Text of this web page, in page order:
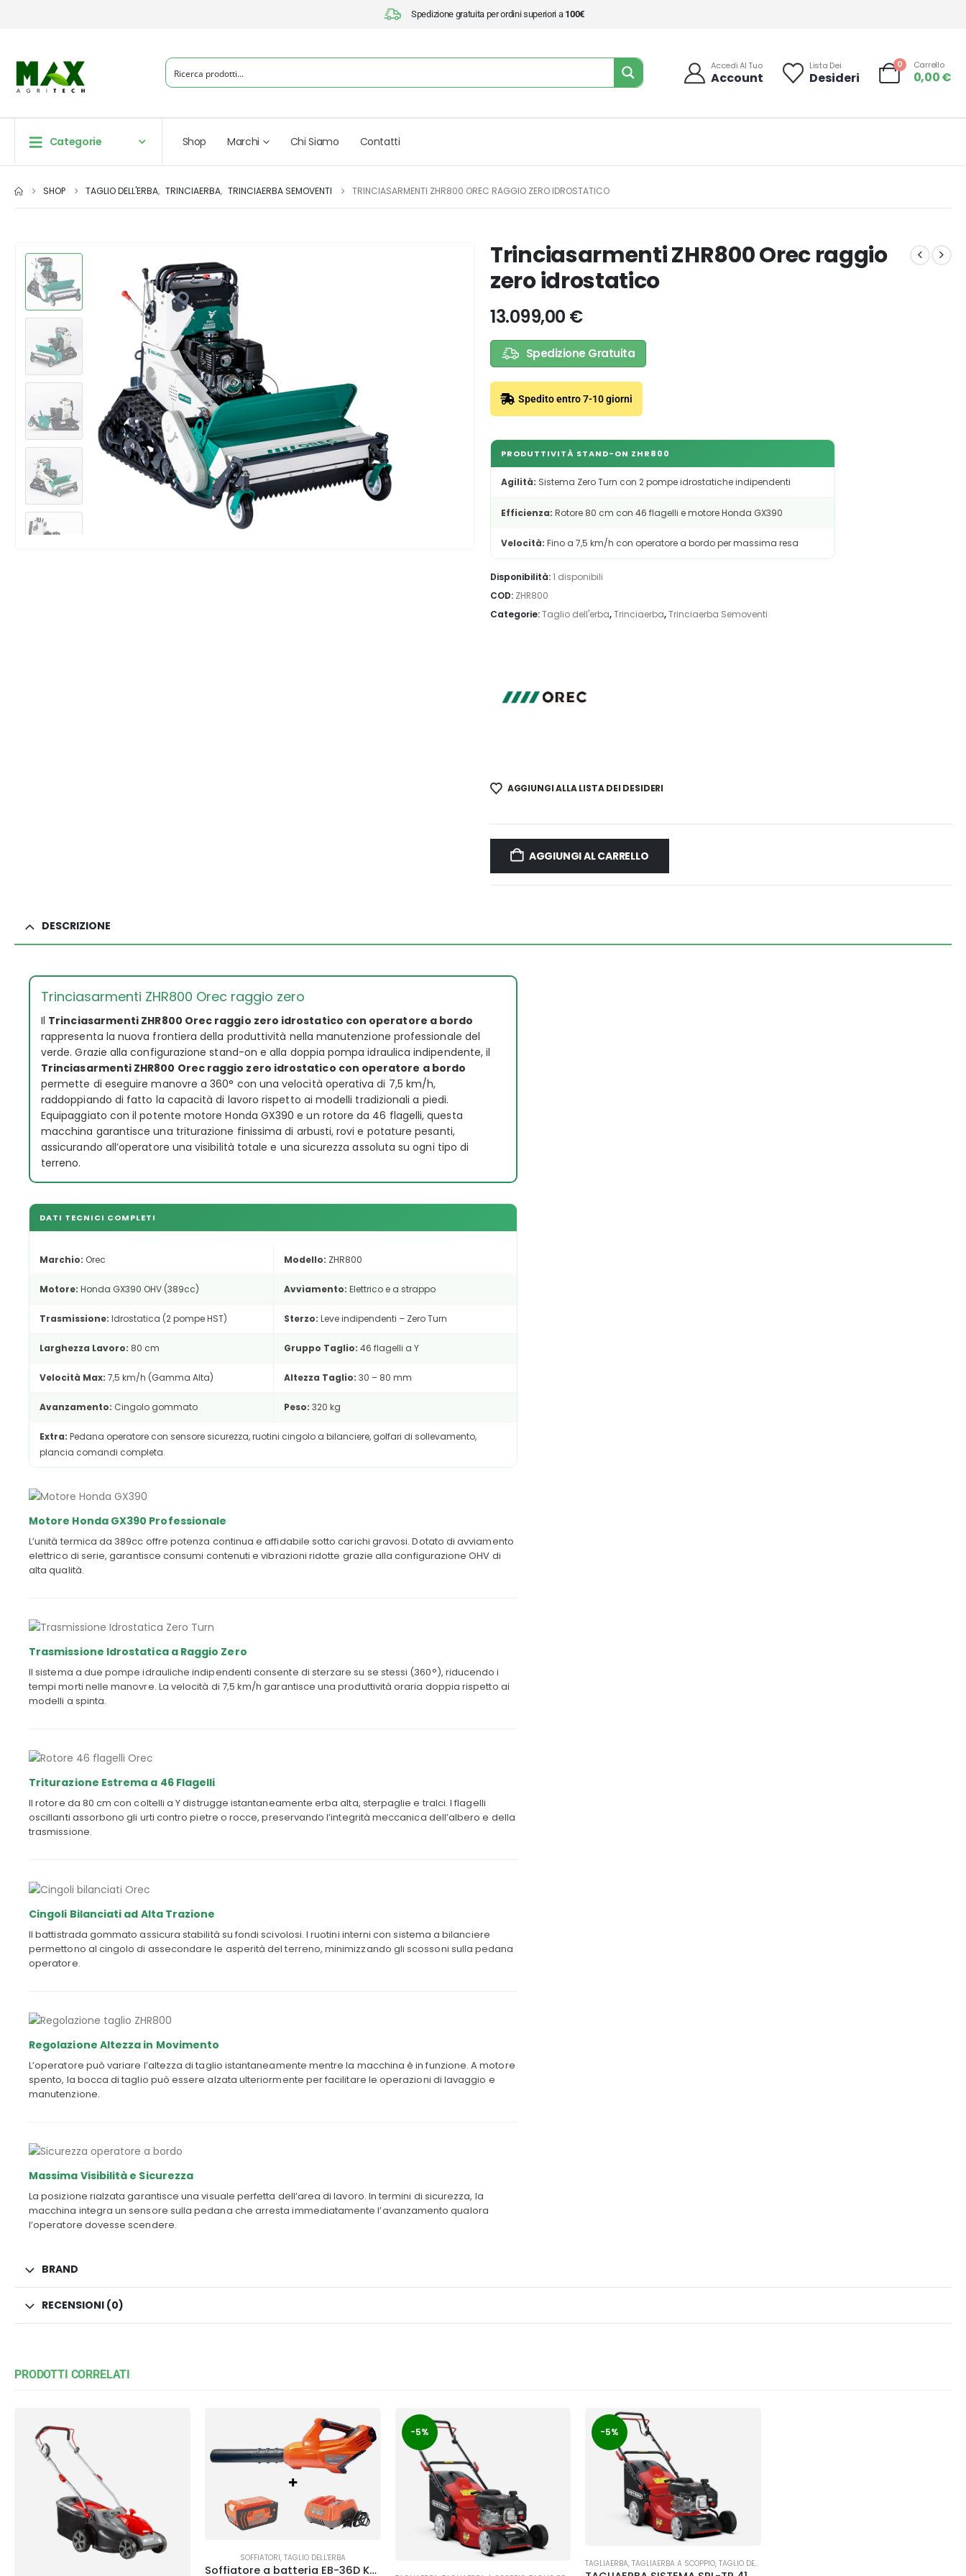
Spedizione gratuita per ordini superiori a 100€
Accedi Al Tuo
Account
Lista Dei
Desideri
0 Carrello
0,00€
Categorie Shop Marchi Chi Siamo Contatti
SHOP TAGLIO DELL'ERBA, TRINCIAERBA, TRINCIAERBA SEMOVENTI TRINCIASARMENTI ZHR800 OREC RAGGIO ZERO IDROSTATICO
Trinciasarmenti ZHR800 Orec raggio
zero idrostatico
13.099,00 €
Spedizione Gratuita
Spedito entro 7-10 giorni
PRODUTTIVITÀ STAND-ON ZHR800
Agilità: Sistema Zero Turn con 2 pompe idrostatiche indipendenti
Efficienza: Rotore 80 cm con 46 flagelli e motore Honda GX390
Velocità: Fino a 7,5 km/h con operatore a bordo per massima resa
Disponibilità:1 disponibili
COD: ZHR800
Categorie:Taglio dell'erba,Trinciaerba,Trinciaerba Semoventi
AGGIUNGI ALLA LISTA DEI DESIDERI
AGGIUNGI AL CARRELLO
DESCRIZIONE
Trinciasarmenti ZHR800 Orec raggio zero
Il Trinciasarmenti ZHR800 Orec raggio zero idrostatico con operatore a bordo
rappresenta la nuova frontiera della produttività nella manutenzione professionale del
verde. Grazie alla configurazione stand-on e alla doppia pompa idraulica indipendente, il
Trinciasarmenti ZHR800 Orec raggio zero idrostatico con operatore a bordo
permette di eseguire manovre a 360° con una velocità operativa di 7,5 km/h,
raddoppiando di fatto la capacità di lavoro rispetto ai modelli tradizionali a piedi.
Equipaggiato con il potente motore Honda GX390 e un rotore da 46 flagelli, questa
macchina garantisce una triturazione finissima di arbusti, rovi e potature pesanti,
assicurando all’operatore una visibilità totale e una sicurezza assoluta su ogni tipo di
terreno.
DATI TECNICI COMPLETI
Marchio: Orec Modello: ZHR800
Motore: Honda GX390 OHV (389cc) Avviamento: Elettrico e a strappo
Trasmissione: Idrostatica (2 pompe HST) Sterzo: Leve indipendenti – Zero Turn
Larghezza Lavoro: 80 cm Gruppo Taglio: 46 flagelli a Y
Velocità Max: 7,5 km/h (Gamma Alta) Altezza Taglio: 30 – 80 mm
Avanzamento: Cingolo gommato Peso: 320 kg
Extra: Pedana operatore con sensore sicurezza, ruotini cingolo a bilanciere, golfari di sollevamento,
plancia comandi completa.
Motore Honda GX390 Professionale
L’unità termica da 389cc offre potenza continua e affidabile sotto carichi gravosi. Dotato di avviamento
elettrico di serie, garantisce consumi contenuti e vibrazioni ridotte grazie alla configurazione OHV di
alta qualità.
Trasmissione Idrostatica a Raggio Zero
Il sistema a due pompe idrauliche indipendenti consente di sterzare su se stessi (360°), riducendo i
tempi morti nelle manovre. La velocità di 7,5 km/h garantisce una produttività oraria doppia rispetto ai
modelli a spinta.
Triturazione Estrema a 46 Flagelli
Il rotore da 80 cm con coltelli a Y distrugge istantaneamente erba alta, sterpaglie e tralci. I flagelli
oscillanti assorbono gli urti contro pietre o rocce, preservando l’integrità meccanica dell’albero e della
trasmissione.
Cingoli Bilanciati ad Alta Trazione
Il battistrada gommato assicura stabilità su fondi scivolosi. I ruotini interni con sistema a bilanciere
permettono al cingolo di assecondare le asperità del terreno, minimizzando gli scossoni sulla pedana
operatore.
Regolazione Altezza in Movimento
L’operatore può variare l’altezza di taglio istantaneamente mentre la macchina è in funzione. A motore
spento, la bocca di taglio può essere alzata ulteriormente per facilitare le operazioni di lavaggio e
manutenzione.
Massima Visibilità e Sicurezza
La posizione rialzata garantisce una visuale perfetta dell’area di lavoro. In termini di sicurezza, la
macchina integra un sensore sulla pedana che arresta immediatamente l’avanzamento qualora
l’operatore dovesse scendere.
BRAND
RECENSIONI (0)
PRODOTTI CORRELATI
SOFFIATORI, TAGLIO DELL'ERBA
Soffiatore a batteria EB-36D Kasei
-5% -5%
TAGLIAERBA,TAGLIAERBA A SCOPPIO,TAGLIO DELL'ERBA